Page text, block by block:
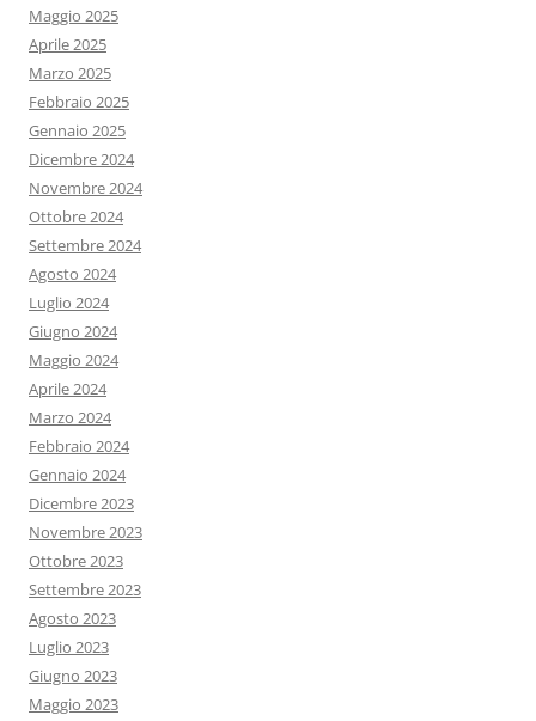
Maggio 2025
Aprile 2025
Marzo 2025
Febbraio 2025
Gennaio 2025
Dicembre 2024
Novembre 2024
Ottobre 2024
Settembre 2024
Agosto 2024
Luglio 2024
Giugno 2024
Maggio 2024
Aprile 2024
Marzo 2024
Febbraio 2024
Gennaio 2024
Dicembre 2023
Novembre 2023
Ottobre 2023
Settembre 2023
Agosto 2023
Luglio 2023
Giugno 2023
Maggio 2023